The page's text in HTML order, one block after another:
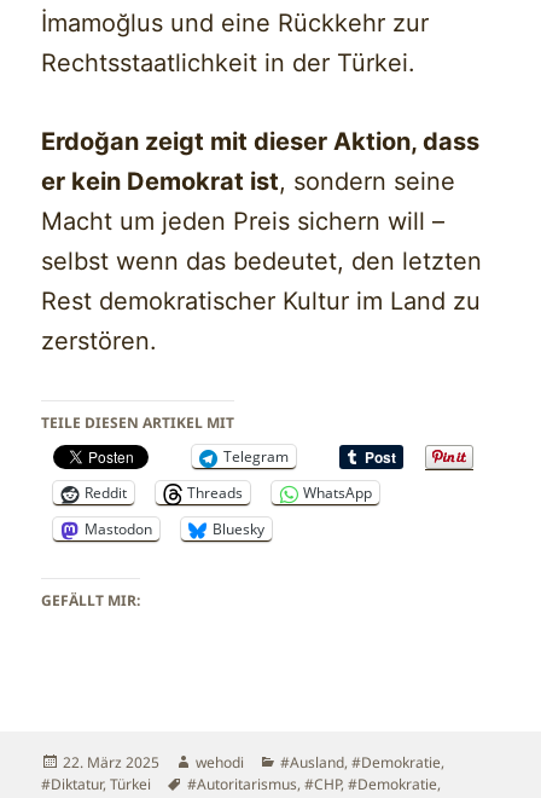
İmamoğlus und eine Rückkehr zur
Rechtsstaatlichkeit in der Türkei.
Erdoğan zeigt mit dieser Aktion, dass
er kein Demokrat ist, sondern seine
Macht um jeden Preis sichern will –
selbst wenn das bedeutet, den letzten
Rest demokratischer Kultur im Land zu
zerstören.
TEILE DIESEN ARTIKEL MIT
Telegram
Reddit
Threads
WhatsApp
Mastodon
Bluesky
GEFÄLLT MIR:
Veröffentlicht
am
22. März 2025 Autor
wehodi Kategorien
#Ausland,#Demokratie,
#Diktatur,Türkei Schlagwörter
#Autoritarismus,#CHP,#Demokratie,